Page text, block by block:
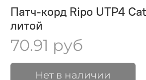
Патч-корд Ripo UTP4
литой
70.91 руб
Нет в наличии